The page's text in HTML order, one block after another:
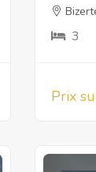
3
Prix